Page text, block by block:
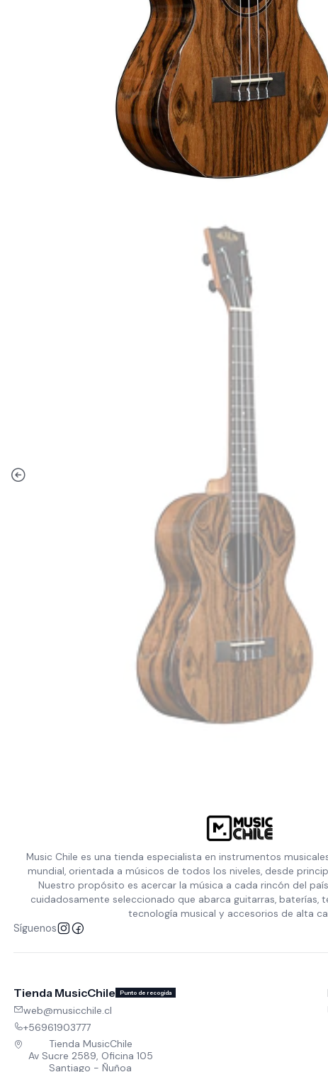
Music Chile es una tienda especialista en instrumentos
mundial, orientada a músicos de todos los niveles, desde
Nuestro propósito es acercar la música a cada rincón del
cuidadosamente seleccionado que abarca guitarras, baterías,
tecnología musical y accesorios de alta
Síguenos
Tienda MusicChile Punto de recogida
web@musicchile.cl
+56961903777
Tienda MusicChile
Av Sucre 2589, Oficina 105
Santiago - Ñuñoa